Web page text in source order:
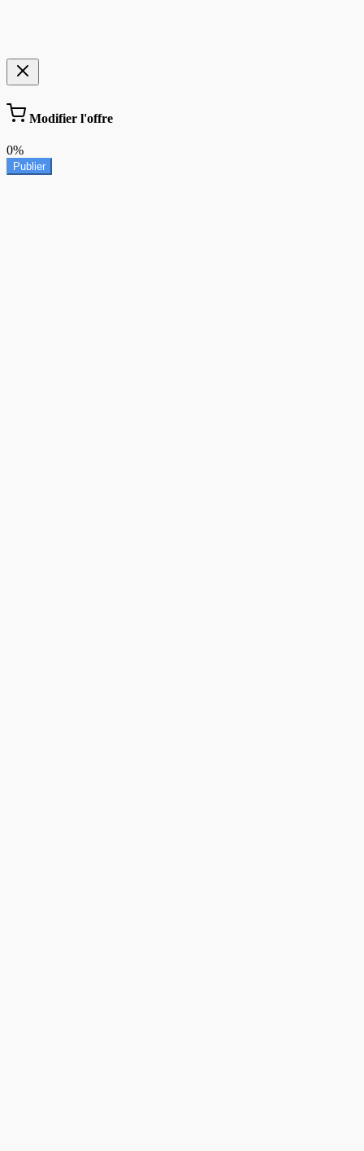
Modifier l'offre
0%
Publier